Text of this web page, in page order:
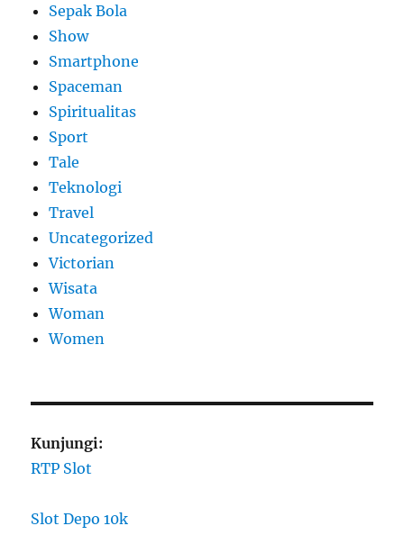
Sepak Bola
Show
Smartphone
Spaceman
Spiritualitas
Sport
Tale
Teknologi
Travel
Uncategorized
Victorian
Wisata
Woman
Women
Kunjungi:
RTP Slot
Slot Depo 10k